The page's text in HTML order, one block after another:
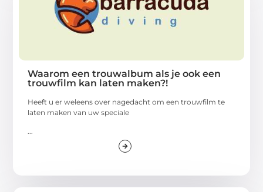
Waarom een trouwalbum als je ook een
trouwfilm kan laten maken?!
Heeft u er weleens over nagedacht om een trouwfilm te
laten maken van uw speciale
...